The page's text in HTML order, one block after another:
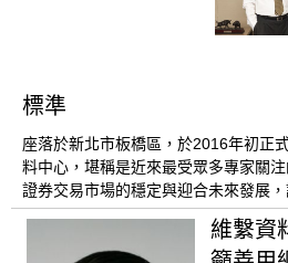
標準
座落於新北市板橋區，於2016年初正
料中心，堪稱是近來最受眾多專家關
證券交易市場的穩定與迎合未來發展
維繫資